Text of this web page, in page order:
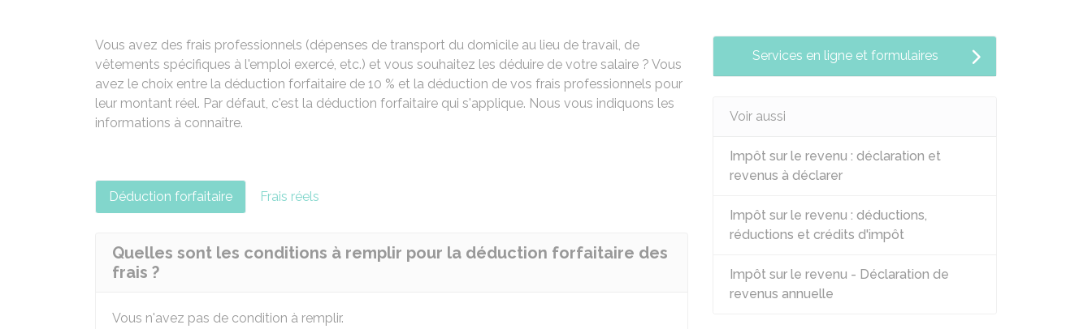
Vous avez des frais professionnels (dépenses de transport du domicile au lieu de travail, de
vêtements spécifiques à l'emploi exercé, etc.) et vous souhaitez les déduire de votre salaire ? Vous
avez le choix entre la déduction forfaitaire de 10 % et la déduction de vos frais professionnels pour
leur montant réel. Par défaut, c'est la déduction forfaitaire qui s'applique. Nous vous indiquons les
informations à connaître.
Déduction forfaitaire Frais réels
Quelles sont les conditions à remplir pour la déduction forfaitaire des
frais ?
Vous n'avez pas de condition à remplir.
Services en ligne et formulaires
Voir aussi
Impôt sur le revenu : déclaration et
revenus à déclarer
Impôt sur le revenu : déductions,
réductions et crédits d'impôt
Impôt sur le revenu - Déclaration de
revenus annuelle